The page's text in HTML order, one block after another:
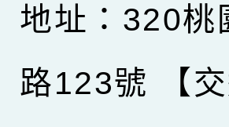
地址：320桃
路123號
【